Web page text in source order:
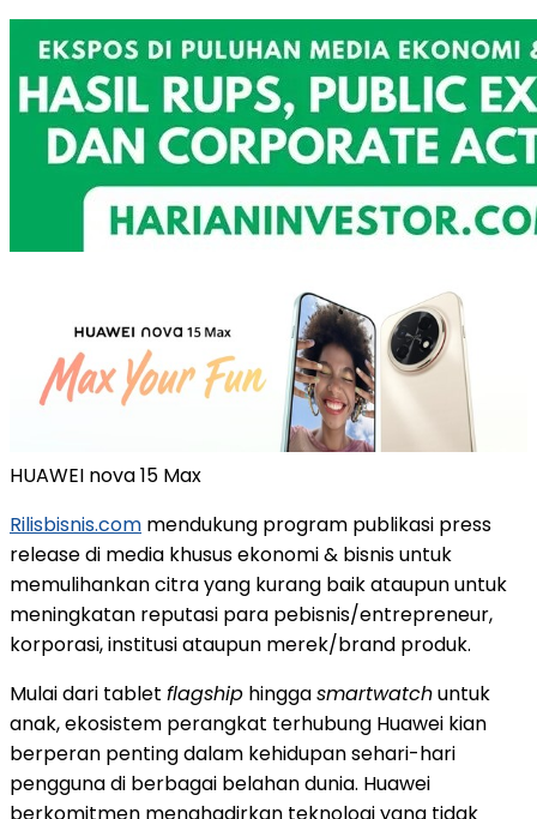
HUAWEI nova 15 Max
Rilisbisnis.com mendukung program publikasi press
release di media khusus ekonomi & bisnis untuk
memulihankan citra yang kurang baik ataupun untuk
meningkatan reputasi para pebisnis/entrepreneur,
korporasi, institusi ataupun merek/brand produk.
Mulai dari tablet flagship hinggasmartwatchuntuk
anak, ekosistem perangkat terhubung Huawei kian
berperan penting dalam kehidupan sehari-hari
pengguna di berbagai belahan dunia. Huawei
berkomitmen menghadirkan teknologi yang tidak